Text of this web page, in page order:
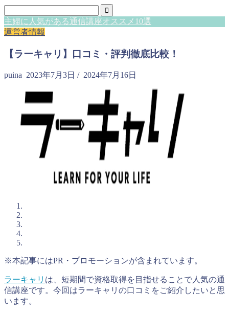
主婦に人気がある通信講座オススメ10選
運営者情報
【ラーキャリ】口コミ・評判徹底比較！
puina 2023年7月3日 / 2024年7月16日
※本記事にはPR・プロモーションが含まれています。
ラーキャリ は、短期間で資格取得を目指せることで人気の通
信講座です。今回はラーキャリの口コミをご紹介したいと思
います。